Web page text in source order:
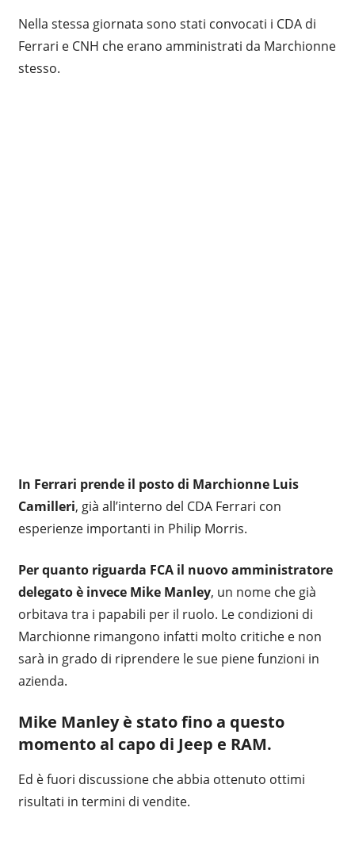
Nella stessa giornata sono stati convocati i CDA di
Ferrari e CNH che erano amministrati da Marchionne
stesso.
In Ferrari prende il posto di Marchionne Luis
Camilleri, già all’interno del CDA Ferrari con
esperienze importanti in Philip Morris.
Per quanto riguarda FCA il nuovo amministratore
delegato è invece Mike Manley, un nome che già
orbitava tra i papabili per il ruolo. Le condizioni di
Marchionne rimangono infatti molto critiche e non
sarà in grado di riprendere le sue piene funzioni in
azienda.
Mike Manley è stato fino a questo
momento al capo di Jeep e RAM.
Ed è fuori discussione che abbia ottenuto ottimi
risultati in termini di vendite.